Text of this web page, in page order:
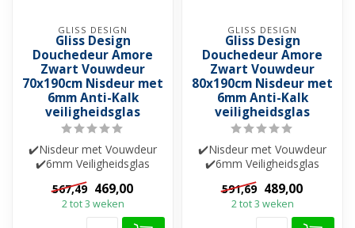
GLISS DESIGN
Gliss Design
Douchedeur Amore
Zwart Vouwdeur
70x190cm Nisdeur met
6mm Anti-Kalk
veiligheidsglas
✔️Nisdeur met Vouwdeur
✔️6mm Veiligheidsglas
✔️Helderglas ✔️Nano-
coating ✔️Besch...
567,49 469,00
2 tot 3 weken
GLISS DESIGN
Gliss Design
Douchedeur Amore
Zwart Vouwdeur
80x190cm Nisdeur met
6mm Anti-Kalk
veiligheidsglas
✔️Nisdeur met Vouwdeur
✔️6mm Veiligheidsglas
✔️Helderglas ✔️Nano-
coating ✔️Besch...
591,69 489,00
2 tot 3 weken